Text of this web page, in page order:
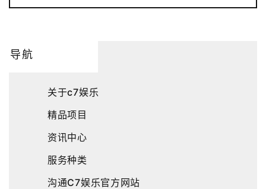
导航
关于c7娱乐
精品项目
资讯中心
服务种类
沟通C7娱乐官方网站